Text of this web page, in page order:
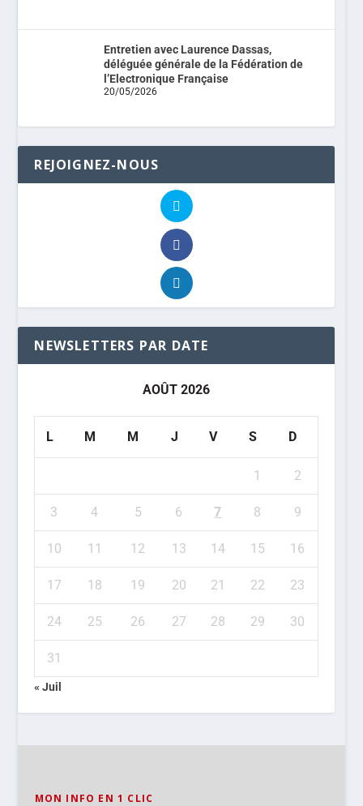
Entretien avec Laurence Dassas,
déléguée générale de la Fédération de
l’Electronique Française
20/05/2026
REJOIGNEZ-NOUS
NEWSLETTERS PAR DATE
AOÛT 2026
L M M J V S D
1 2
3 4 5 6 7 8 9
10 11 12 13 14 15 16
17 18 19 20 21 22 23
24 25 26 27 28 29 30
31
« Juil
MON INFO EN 1 CLIC